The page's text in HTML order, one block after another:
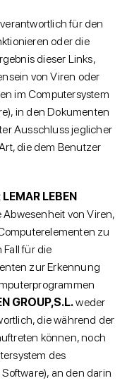
für den
oder die
dieser Links,
von Viren oder
im Computersystem
in den Dokumenten
Ausschluss jeglicher
die dem Benutzer
LEMAR LEBEN
von Viren,
zu
für die
zur Erkennung
GROUP,S.L.weder
die während der
können, noch
des
an den darin